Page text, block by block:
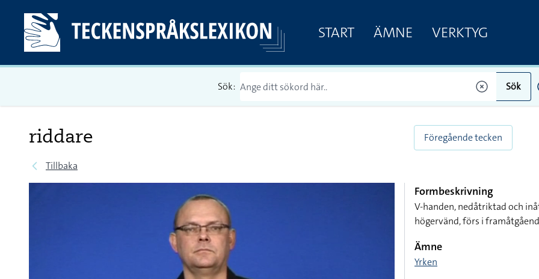
START ÄMNE VERKTYG
Sök: Sök
riddare
Tillbaka
Föregående tecken
Formbeskrivning
V-handen, nedåtriktad och
högervänd, förs i
Ämne
Yrken